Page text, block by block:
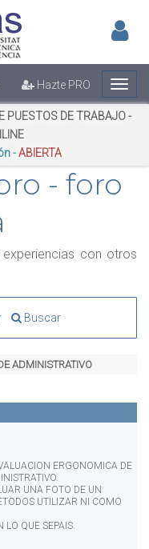
Hazte PRO
PUESTOS DE TRABAJO -
-ABIERTA
- foro
con otros
Buscar
ADMINISTRATIVO
ERGONOMICA DE
UNA FOTO DE UN
UTILIZAR NI COMO
LO QUE SEPAIS.